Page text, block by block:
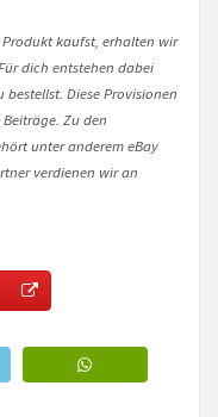
Produkt kaufst, erhalten wir
dich entstehen dabei
Diese Provisionen
Zu den
unter anderem eBay
verdienen wir an